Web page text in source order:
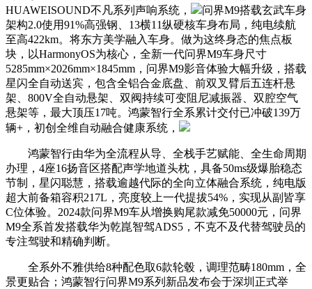
HUAWEISOUND不凡系列声响系统，
问界M9搭载玄武车身
架构2.0使用91%高强钢、13横11纵硬核车身布局，纯电续航
至高422km。将东方美学融入车身。做为这终身态的焦点板
块，以HarmonyOS为核心，全新一代问界M9车身尺寸
5285mm×2026mm×1845mm，问界M9影音体验大幅升级，搭载
星闪全自动送宾，包含全铝合金底盘、前双叉臂后五连杆悬
架、800V全自动悬架、双阀持续可变阻尼减振器、双腔空气
悬架等，最大顶压17吨。鸿蒙智行全系累计交付已冲破139万
辆+，初创全维自动融合健康系统，
鸿蒙智行由华为全流程从导、全栈手艺赋能、全生命周期
办理，4座16扬音区搭配声学地道头枕，具备50ms级爆胎稳态
节制，星闪聪慧，搭载逾越代际的全向立体融合系统，纯电版
超大前备箱容积217L，亮度较上一代提拔54%，实现从副皆享
C位体验。2024款问界M9车从增换购尾款减免50000元，问界
M9全系首发搭载华为乾崑智驾ADS5，不克不及代替驾驶员的
专注驾驶和精确判断。
全系外不雅供给8种配色取6款轮毂，调理范畴180mm，全
景更贴合；鸿蒙智行问界M9系列新品发布会于深圳正式举